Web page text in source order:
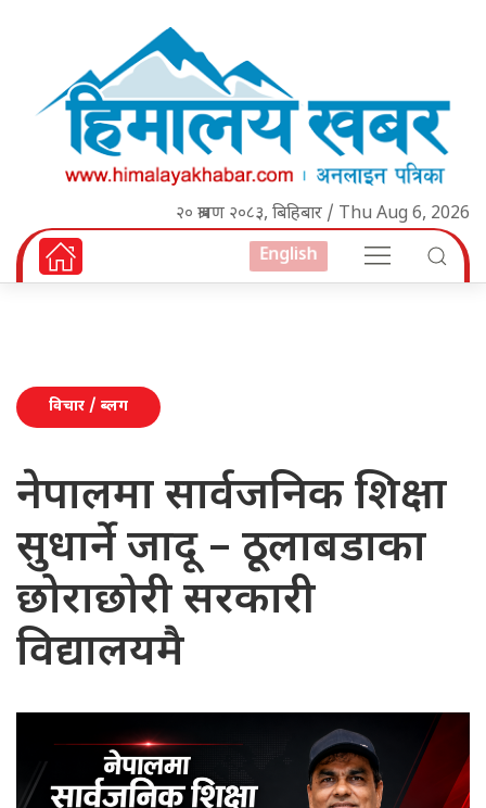
२० श्रावण २०८३, बिहिबार / Thu Aug 6, 2026
English
विचार / ब्लग
नेपालमा सार्वजनिक शिक्षा
सुधार्ने जादू – ठूलाबडाका
छोराछोरी सरकारी
विद्यालयमै